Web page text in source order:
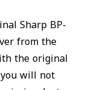
Sharp BP-
from the
the original
will not